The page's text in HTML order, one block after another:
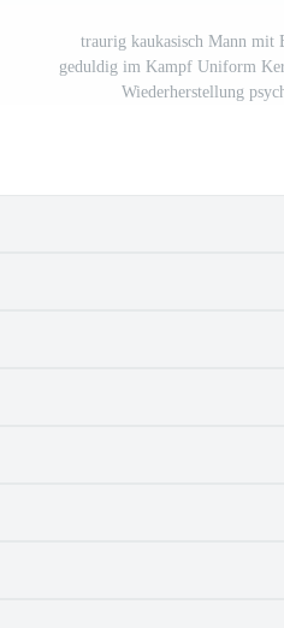
traurig kaukasisch Mann
geduldig im Kampf Uniform
Wiederherstellung